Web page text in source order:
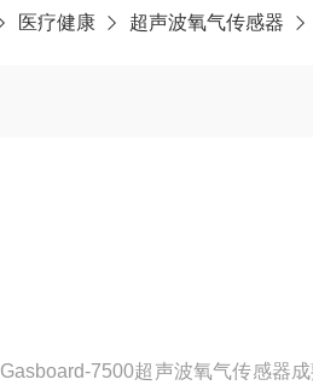
医疗健康 超声波氧气传感器
7500超声波氧气传感器